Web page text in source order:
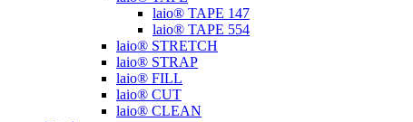
laio® TAPE 147
laio® TAPE 554
laio® STRETCH
laio® STRAP
laio® FILL
laio® CUT
laio® CLEAN